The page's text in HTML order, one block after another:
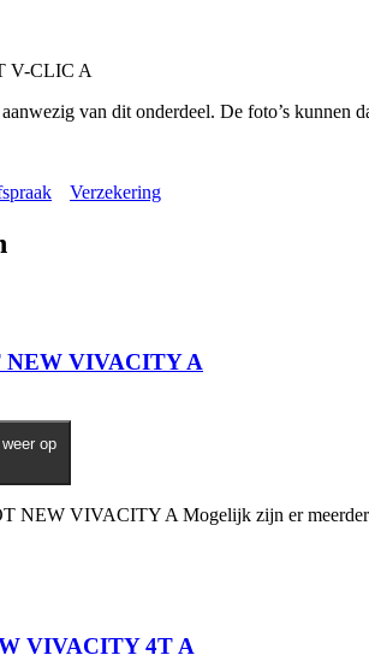
V-CLIC A
van dit onderdeel. De foto’s kunnen
Verzekering
VIVACITY A
op
VIVACITY A Mogelijk zijn er
VIVACITY 4T A